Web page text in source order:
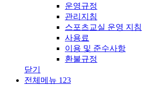
운영규정
관리지침
스포츠교실 운영 지침
사용료
이용 및 준수사항
환불규정
닫기
전체메뉴 1 23